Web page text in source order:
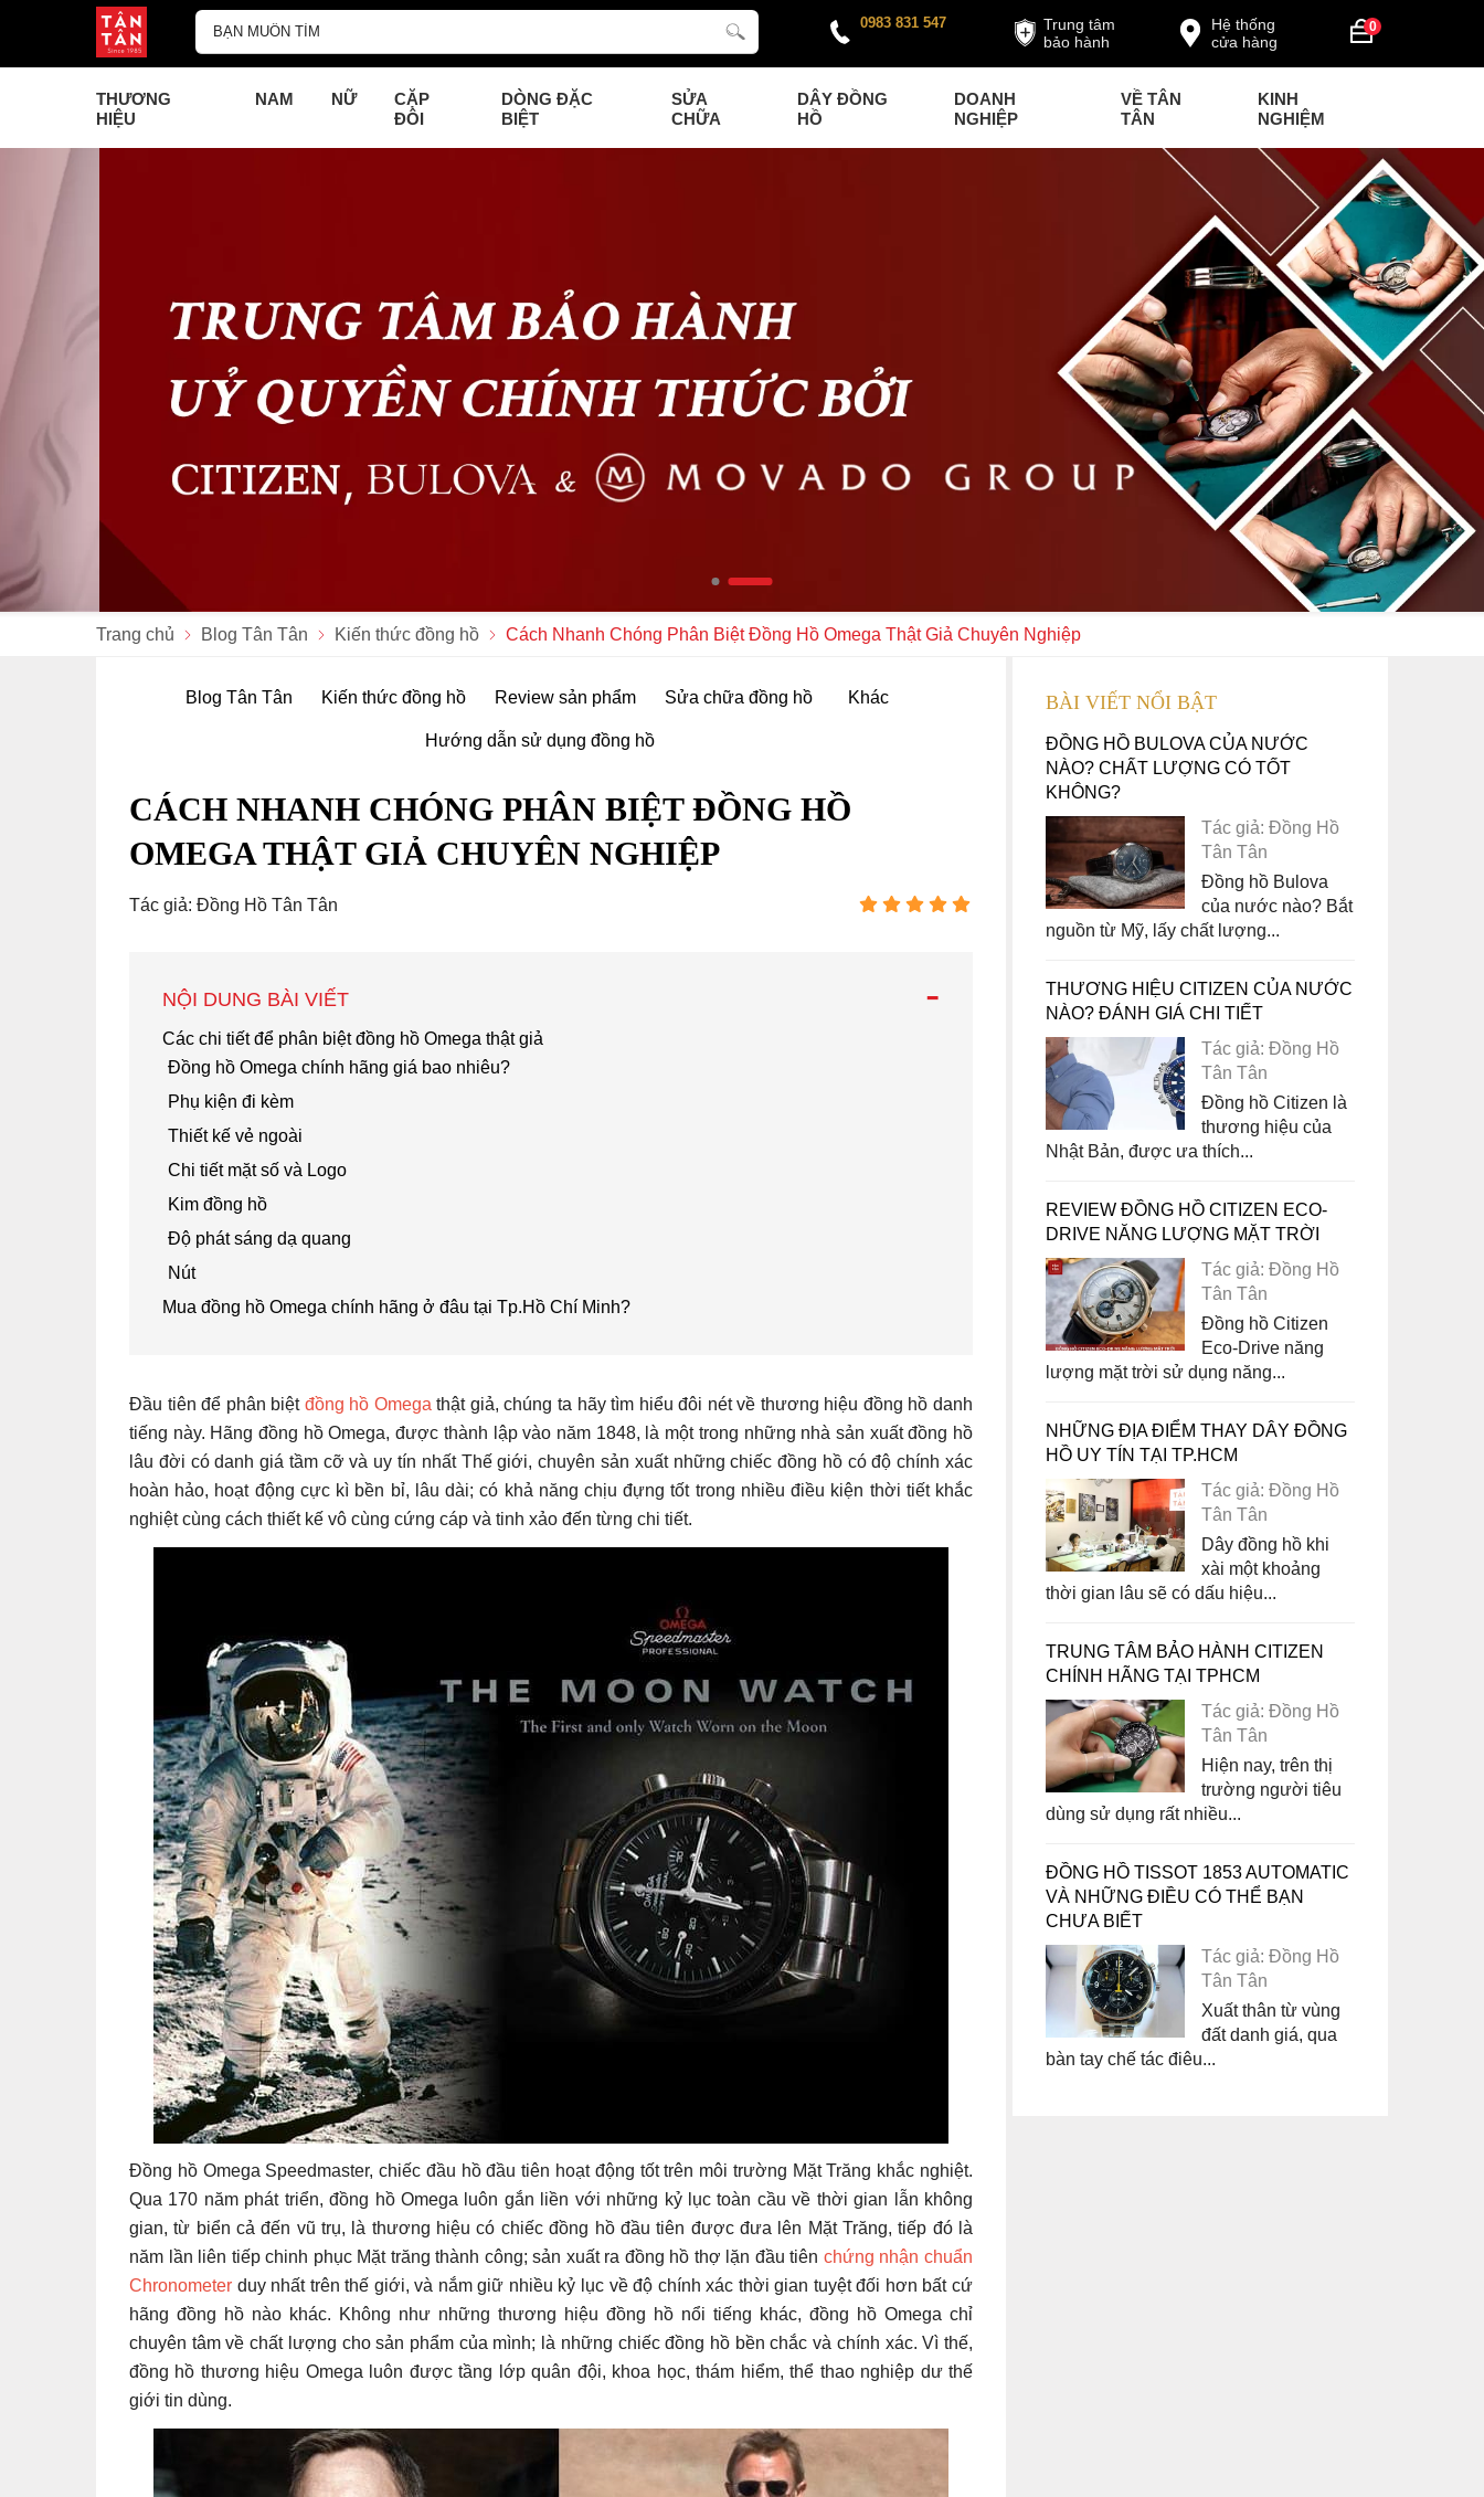
0
Hệ thống
cửa hàng
Trung tâm
bảo hành
0983 831 547
THƯƠNG
HIỆU
NAM NỮ
CẶP
ĐÔI
DÒNG ĐẶC
BIỆT
SỬA
CHỮA
DÂY ĐỒNG
HỒ
DOANH
NGHIỆP
VỀ TÂN
TÂN
KINH
NGHIỆM
Trang chủ Blog Tân Tân Kiến thức đồng hồ Cách Nhanh Chóng Phân Biệt Đồng Hồ Omega Thật Giả Chuyên Nghiệp
Blog Tân Tân Kiến thức đồng hồ Review sản phẩm Sửa chữa đồng hồ Khác
Hướng dẫn sử dụng đồng hồ
CÁCH NHANH CHÓNG PHÂN BIỆT ĐỒNG HỒ
OMEGA THẬT GIẢ CHUYÊN NGHIỆP
Tác giả: Đồng Hồ Tân Tân
-
NỘI DUNG BÀI VIẾT
Các chi tiết để phân biệt đồng hồ Omega thật giả
Đồng hồ Omega chính hãng giá bao nhiêu?
Phụ kiện đi kèm
Thiết kế vẻ ngoài
Chi tiết mặt số và Logo
Kim đồng hồ
Độ phát sáng dạ quang
Nút
Mua đồng hồ Omega chính hãng ở đâu tại Tp.Hồ Chí Minh?
Đầu tiên để phân biệt đồng hồ Omega thật giả, chúng ta hãy tìm hiểu đôi nét về thương hiệu đồng hồ danh
tiếng này. Hãng đồng hồ Omega, được thành lập vào năm 1848, là một trong những nhà sản xuất đồng hồ
lâu đời có danh giá tầm cỡ và uy tín nhất Thế giới, chuyên sản xuất những chiếc đồng hồ có độ chính xác
hoàn hảo, hoạt động cực kì bền bỉ, lâu dài; có khả năng chịu đựng tốt trong nhiều điều kiện thời tiết khắc
nghiệt cùng cách thiết kế vô cùng cứng cáp và tinh xảo đến từng chi tiết.
Đồng hồ Omega Speedmaster, chiếc đầu hồ đầu tiên hoạt động tốt trên môi trường Mặt Trăng khắc nghiệt.
Qua 170 năm phát triển, đồng hồ Omega luôn gắn liền với những kỷ lục toàn cầu về thời gian lẫn không
gian, từ biển cả đến vũ trụ, là thương hiệu có chiếc đồng hồ đầu tiên được đưa lên Mặt Trăng, tiếp đó là
năm lần liên tiếp chinh phục Mặt trăng thành công; sản xuất ra đồng hồ thợ lặn đầu tiên chứng nhận chuẩn
Chronometer duy nhất trên thế giới, và nắm giữ nhiều kỷ lục về độ chính xác thời gian tuyệt đối hơn bất cứ
hãng đồng hồ nào khác. Không như những thương hiệu đồng hồ nổi tiếng khác, đồng hồ Omega chỉ
chuyên tâm về chất lượng cho sản phẩm của mình; là những chiếc đồng hồ bền chắc và chính xác. Vì thế,
đồng hồ thương hiệu Omega luôn được tầng lớp quân đội, khoa học, thám hiểm, thể thao nghiệp dư thế
giới tin dùng.
BÀI VIẾT NỔI BẬT
ĐỒNG HỒ BULOVA CỦA NƯỚC
NÀO? CHẤT LƯỢNG CÓ TỐT
KHÔNG?
Tác giả: Đồng Hồ
Tân Tân
Đồng hồ Bulova
của nước nào? Bắt
nguồn từ Mỹ, lấy chất lượng...
THƯƠNG HIỆU CITIZEN CỦA NƯỚC
NÀO? ĐÁNH GIÁ CHI TIẾT
Tác giả: Đồng Hồ
Tân Tân
Đồng hồ Citizen là
thương hiệu của
Nhật Bản, được ưa thích...
REVIEW ĐỒNG HỒ CITIZEN ECO-
DRIVE NĂNG LƯỢNG MẶT TRỜI
Tác giả: Đồng Hồ
Tân Tân
Đồng hồ Citizen
Eco-Drive năng
lượng mặt trời sử dụng năng...
NHỮNG ĐỊA ĐIỂM THAY DÂY ĐỒNG
HỒ UY TÍN TẠI TP.HCM
Tác giả: Đồng Hồ
Tân Tân
Dây đồng hồ khi
xài một khoảng
thời gian lâu sẽ có dấu hiệu...
TRUNG TÂM BẢO HÀNH CITIZEN
CHÍNH HÃNG TẠI TPHCM
Tác giả: Đồng Hồ
Tân Tân
Hiện nay, trên thị
trường người tiêu
dùng sử dụng rất nhiều...
ĐỒNG HỒ TISSOT 1853 AUTOMATIC
VÀ NHỮNG ĐIỀU CÓ THỂ BẠN
CHƯA BIẾT
Tác giả: Đồng Hồ
Tân Tân
Xuất thân từ vùng
đất danh giá, qua
bàn tay chế tác điêu...